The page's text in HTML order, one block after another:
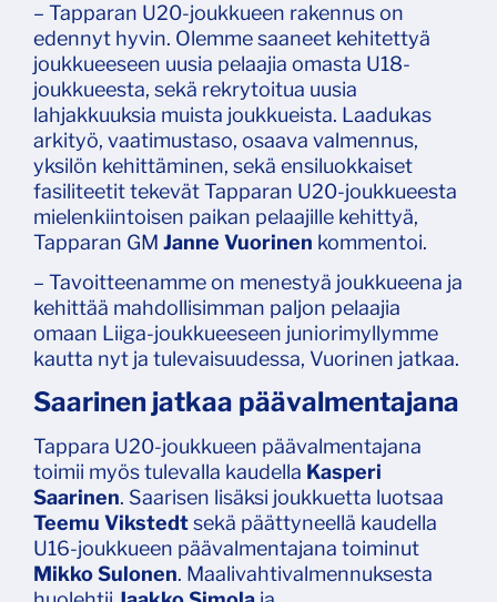
– Tapparan U20-joukkueen rakennus on
edennyt hyvin. Olemme saaneet kehitettyä
joukkueeseen uusia pelaajia omasta U18-
joukkueesta, sekä rekrytoitua uusia
lahjakkuuksia muista joukkueista. Laadukas
arkityö, vaatimustaso, osaava valmennus,
yksilön kehittäminen, sekä ensiluokkaiset
fasiliteetit tekevät Tapparan U20-joukkueesta
mielenkiintoisen paikan pelaajille kehittyä,
Tapparan GM Janne Vuorinen kommentoi.
– Tavoitteenamme on menestyä joukkueena ja
kehittää mahdollisimman paljon pelaajia
omaan Liiga-joukkueeseen juniorimyllymme
kautta nyt ja tulevaisuudessa, Vuorinen jatkaa.
Saarinen jatkaa päävalmentajana
Tappara U20-joukkueen päävalmentajana
toimii myös tulevalla kaudella Kasperi
Saarinen. Saarisen lisäksi joukkuetta luotsaa
Teemu Vikstedtsekä päättyneellä kaudella
U16-joukkueen päävalmentajana toiminut
Mikko Sulonen. Maalivahtivalmennuksesta